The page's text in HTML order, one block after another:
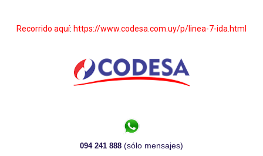
Recorrido aquí: https://www.codesa.com.uy/p/linea-7-ida.html
094 241 888 (sólo mensajes)